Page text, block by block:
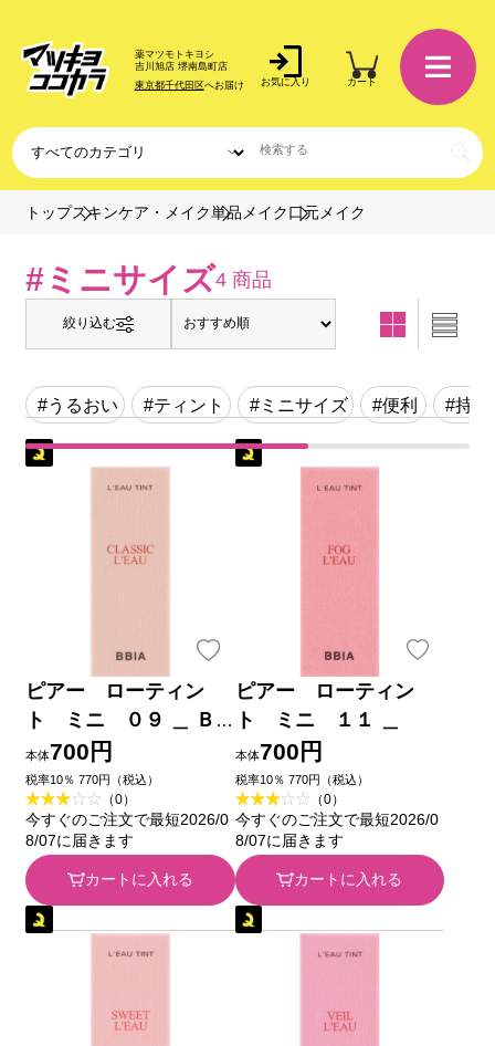
薬マツモトキヨシ
吉川旭店 堺南島町店
東京都千代田区へお届け お気に入り カート
トップスキンケア・メイク単品メイク 口元メイク
#ミニサイズ4 商品
絞り込む
#うるおい #ティント #ミニサイズ #便利 #持ち
ピアー ローティン
ト ミニ ０９ ＿ Ｂ
ＢＩＡ ＪＡＰＡＮ
本体700円
税率10％ 770円（税込）
（0）
今すぐのご注文で最短2026/0
8/07に届きます
カートに入れる
ピアー ローティン
ト ミニ １１ ＿
本体700円
税率10％ 770円（税込）
（0）
今すぐのご注文で最短2026/0
8/07に届きます
カートに入れる